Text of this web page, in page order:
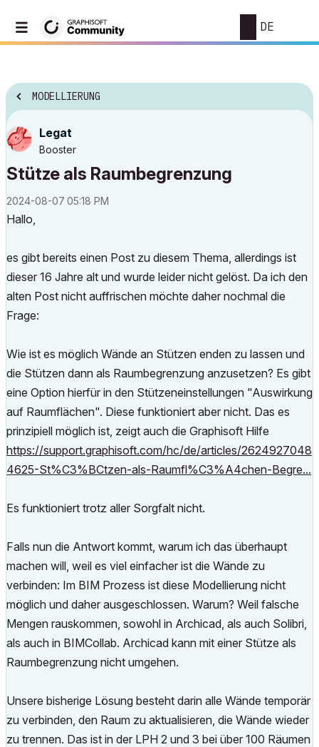
DE
MODELLIERUNG
Legat
Booster
Stütze als Raumbegrenzung
‎2024-08-07 05:18 PM
Hallo,
es gibt bereits einen Post zu diesem Thema, allerdings ist
dieser 16 Jahre alt und wurde leider nicht gelöst. Da ich den
alten Post nicht auffrischen möchte daher nochmal die
Frage:
Wie ist es möglich Wände an Stützen enden zu lassen und
die Stützen dann als Raumbegrenzung anzusetzen? Es gibt
eine Option hierfür in den Stützeneinstellungen "Auswirkung
auf Raumflächen". Diese funktioniert aber nicht. Das es
prinzipiell möglich ist, zeigt auch die Graphisoft Hilfe
https://support.graphisoft.com/hc/de/articles/2624927048
4625-St%C3%BCtzen-als-Raumfl%C3%A4chen-Begre...
Es funktioniert trotz aller Sorgfalt nicht.
Falls nun die Antwort kommt, warum ich das überhaupt
machen will, weil es viel einfacher ist die Wände zu
verbinden: Im BIM Prozess ist diese Modellierung nicht
möglich und daher ausgeschlossen. Warum? Weil falsche
Mengen rauskommen, sowohl in Archicad, als auch Solibri,
als auch in BIMCollab. Archicad kann mit einer Stütze als
Raumbegrenzung nicht umgehen.
Unsere bisherige Lösung besteht darin alle Wände temporär
zu verbinden, den Raum zu aktualisieren, die Wände wieder
zu trennen. Das ist in der LPH 2 und 3 bei über 100 Räumen